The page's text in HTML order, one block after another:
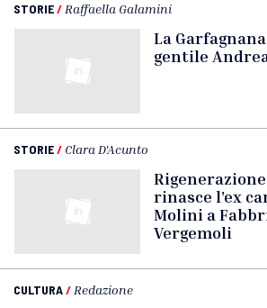
STORIE/ Raffaella Galamini
La
gentile
STORIE/ Clara D'Acunto
rinasce l’ex
Molini a
Vergemoli
CULTURA/ Redazione